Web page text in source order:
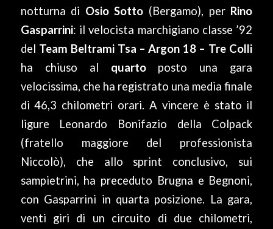
notturna di Osio Sotto (Bergamo), per Rino
Gasparrini: il velocista marchigiano classe ’92
del Team Beltrami Tsa – Argon 18 – Tre Colli
ha chiuso al quartoposto una gara
velocissima, che ha registrato una media finale
di 46,3 chilometri orari. A vincere è stato il
ligure Leonardo Bonifazio della Colpack
(fratello maggiore del professionista
Niccolò), che allo sprint conclusivo, sui
sampietrini, ha preceduto Brugna e Begnoni,
con Gasparrini in quarta posizione. La gara,
venti giri di un circuito di due chilometri,